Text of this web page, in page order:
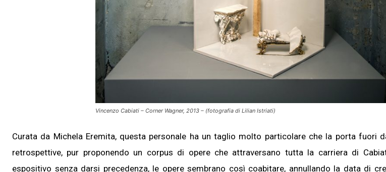
Vincenzo Cabiati – Corner Wagner, 2013 – (fotografia di Lilian Istriati)
Curata da Michela Eremita, questa personale ha un taglio molto particolare che la porta fuori
retrospettive, pur proponendo un corpus di opere che attraversano tutta la carriera di
espositivo senza darsi precedenza, le opere sembrano così coabitare, annullando la data di